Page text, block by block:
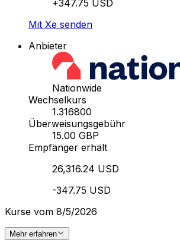
+347.75 USD
Mit Xe senden
Anbieter
Nationwide
Wechselkurs
1.316800
Überweisungsgebühr
15.00 GBP
Empfänger erhält
26,316.24 USD
-347.75 USD
Kurse vom 8/5/2026
Mehr erfahren